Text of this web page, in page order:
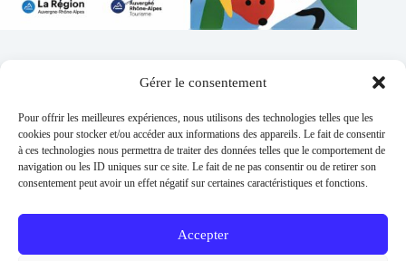
Gérer le consentement
Pour offrir les meilleures expériences, nous utilisons des technologies telles que les
cookies pour stocker et/ou accéder aux informations des appareils. Le fait de consentir
à ces technologies nous permettra de traiter des données telles que le comportement de
navigation ou les ID uniques sur ce site. Le fait de ne pas consentir ou de retirer son
consentement peut avoir un effet négatif sur certaines caractéristiques et fonctions.
Accepter
Addresse :
1 place de l'église 63260 Thuret
Phone:
04 73 97 91 58
E-mail :
Permanences :